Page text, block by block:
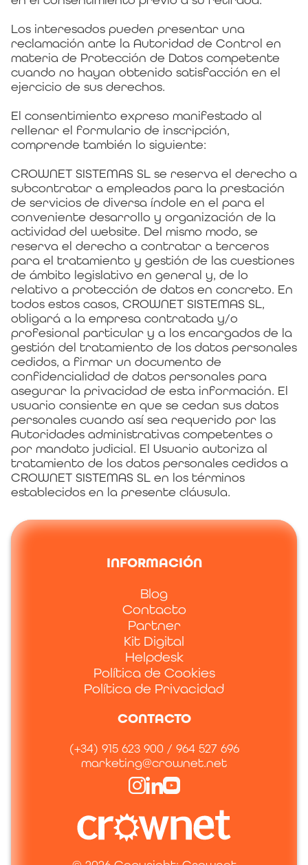
Los interesados pueden presentar una
reclamación ante la Autoridad de Control en
materia de Protección de Datos competente
cuando no hayan obtenido satisfacción en el
ejercicio de sus derechos.
El consentimiento expreso manifestado al
rellenar el formulario de inscripción,
comprende también lo siguiente:
CROWNET SISTEMAS SL se reserva el derecho a
subcontratar a empleados para la prestación
de servicios de diversa índole en el para el
conveniente desarrollo y organización de la
actividad del website. Del mismo modo, se
reserva el derecho a contratar a terceros
para el tratamiento y gestión de las cuestiones
de ámbito legislativo en general y, de lo
relativo a protección de datos en concreto. En
todos estos casos, CROWNET SISTEMAS SL,
obligará a la empresa contratada y/o
profesional particular y a los encargados de la
gestión del tratamiento de los datos personales
cedidos, a firmar un documento de
confidencialidad de datos personales para
asegurar la privacidad de esta información. El
usuario consiente en que se cedan sus datos
personales cuando así sea requerido por las
Autoridades administrativas competentes o
por mandato judicial. El Usuario autoriza al
tratamiento de los datos personales cedidos a
CROWNET SISTEMAS SL en los términos
establecidos en la presente cláusula.
INFORMACIÓN
Blog
Contacto
Partner
Kit Digital
Helpdesk
Política de Cookies
Política de Privacidad
CONTACTO
(+34) 915 623 900 / 964 527 696
marketing@crownet.net